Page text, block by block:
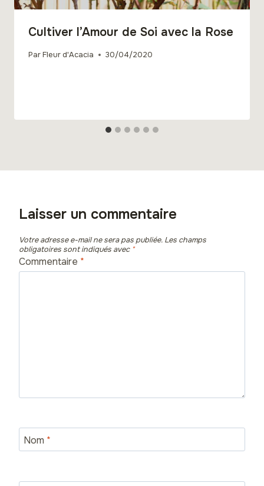
Cultiver l’Amour de Soi avec la Rose
ParFleur d'Acacia 30/04/2020
Laisser un commentaire
Votre adresse e-mail ne sera pas publiée. Les champs
obligatoires sont indiqués avec *
Commentaire *
Nom *